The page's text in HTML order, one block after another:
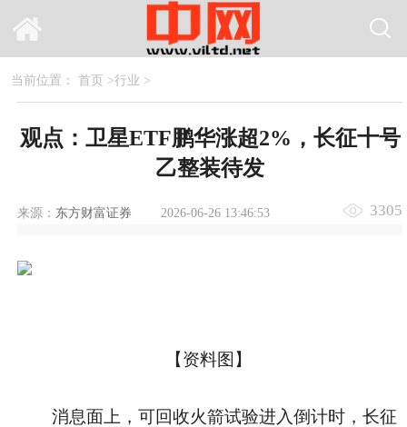
当前位置： 首页 >行业 >
观点：卫星ETF鹏华涨超2%，长征十号
乙整装待发
来源： 东方财富证券 2026-06-26 13:46:53 3305
【资料图】
消息面上，可回收火箭试验进入倒计时，长征